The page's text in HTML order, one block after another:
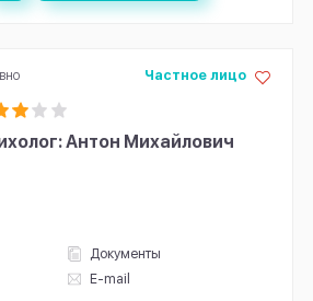
Антон Михайлович
Документы
E-mail
Частное лицо